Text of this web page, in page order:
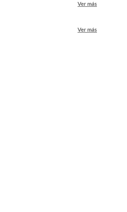
Ver más
Ver más